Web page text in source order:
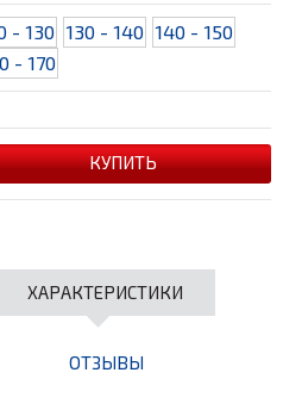
- 130 130 - 140 140 - 150
- 170
ХАРАКТЕРИСТИКИ
ОТЗЫВЫ